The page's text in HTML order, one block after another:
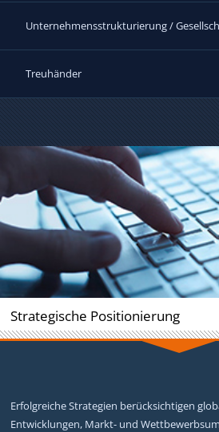
Unternehmensstrukturierung /
Treuhänder
Strategische Positionierung
Erfolgreiche Strategien berücksichtigen
Entwicklungen, Markt- und